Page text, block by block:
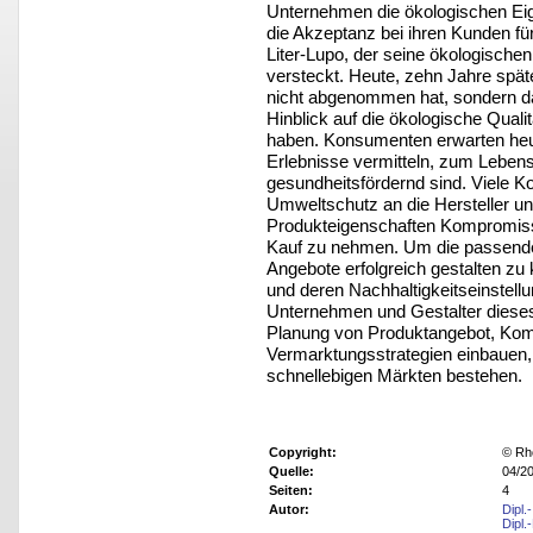
Unternehmen die ökologischen
die Akzeptanz bei ihren Kunden
Liter-Lupo, der seine
versteckt. Heute, zehn Jahre
nicht abgenommen hat, sondern
Hinblick auf die ökologische
haben. Konsumenten erwarten
Erlebnisse vermitteln, zum
gesundheitsfördernd sind. Viele
Umweltschutz an die Hersteller
Produkteigenschaften
Kauf zu nehmen. Um die
Angebote erfolgreich gestalten
und deren
Unternehmen und Gestalter
Planung von Produktangebot,
Vermarktungsstrategien
schnellebigen Märkten bestehen.
Copyright:
©
Quelle:
04/
Seiten:
4
Autor: